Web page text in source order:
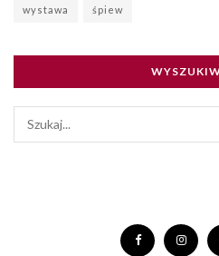
wystawa śpiew